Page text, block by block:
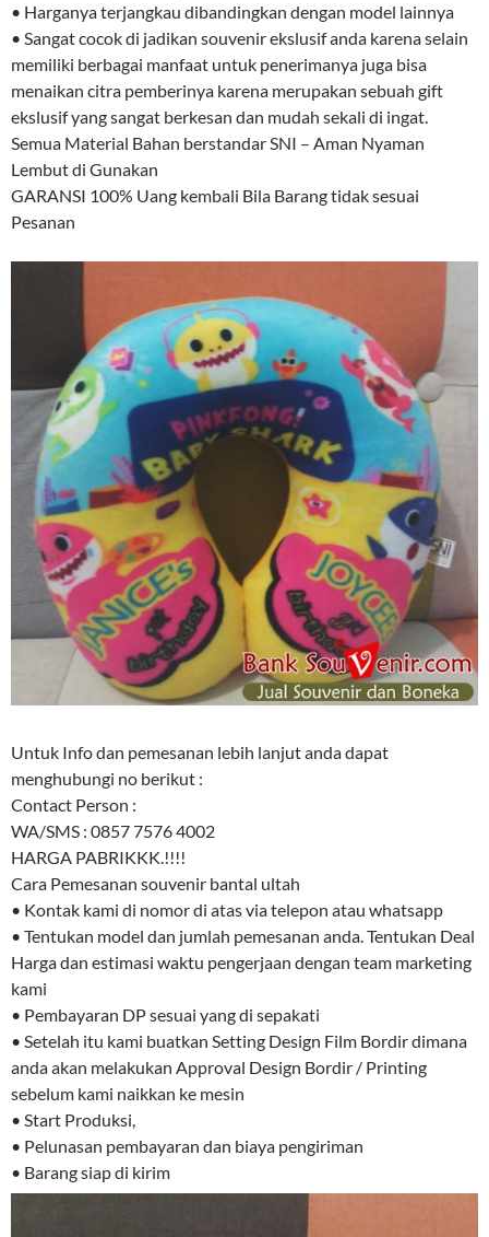
• Harganya terjangkau dibandingkan dengan model lainnya
• Sangat cocok di jadikan souvenir ekslusif anda karena selain
memiliki berbagai manfaat untuk penerimanya juga bisa
menaikan citra pemberinya karena merupakan sebuah gift
ekslusif yang sangat berkesan dan mudah sekali di ingat.
Semua Material Bahan berstandar SNI – Aman Nyaman
Lembut di Gunakan
GARANSI 100% Uang kembali Bila Barang tidak sesuai
Pesanan
Untuk Info dan pemesanan lebih lanjut anda dapat
menghubungi no berikut :
Contact Person :
WA/SMS : 0857 7576 4002
HARGA PABRIKKK.!!!!
Cara Pemesanan souvenir bantal ultah
• Kontak kami di nomor di atas via telepon atau whatsapp
• Tentukan model dan jumlah pemesanan anda. Tentukan Deal
Harga dan estimasi waktu pengerjaan dengan team marketing
kami
• Pembayaran DP sesuai yang di sepakati
• Setelah itu kami buatkan Setting Design Film Bordir dimana
anda akan melakukan Approval Design Bordir / Printing
sebelum kami naikkan ke mesin
• Start Produksi,
• Pelunasan pembayaran dan biaya pengiriman
• Barang siap di kirim